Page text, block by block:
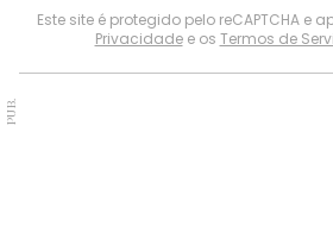
Este site é protegido pelo reCAPTCHA e
Privacidadee os Termos de
PUB.